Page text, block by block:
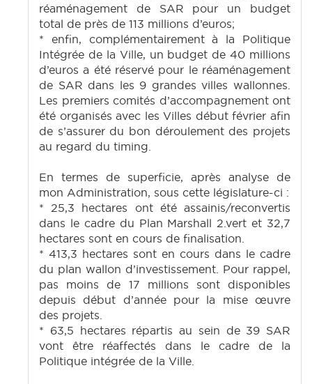
réaménagement de SAR pour un budget
total de près de 113 millions d’euros;
* enfin, complémentairement à la Politique
Intégrée de la Ville, un budget de 40 millions
d’euros a été réservé pour le réaménagement
de SAR dans les 9 grandes villes wallonnes.
Les premiers comités d’accompagnement ont
été organisés avec les Villes début février afin
de s’assurer du bon déroulement des projets
au regard du timing.
En termes de superficie, après analyse de
mon Administration, sous cette législature-ci :
* 25,3 hectares ont été assainis/reconvertis
dans le cadre du Plan Marshall 2.vert et 32,7
hectares sont en cours de finalisation.
* 413,3 hectares sont en cours dans le cadre
du plan wallon d’investissement. Pour rappel,
pas moins de 17 millions sont disponibles
depuis début d’année pour la mise œuvre
des projets.
* 63,5 hectares répartis au sein de 39 SAR
vont être réaffectés dans le cadre de la
Politique intégrée de la Ville.